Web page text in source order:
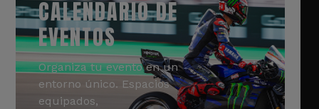
CALENDARIO DE
EVENTOS
Organiza tu evento en un
entorno único. Espacios
equipados,